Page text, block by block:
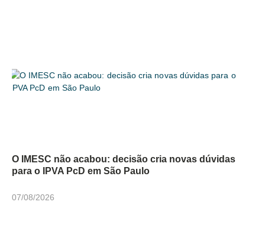
O IMESC não acabou: decisão cria novas dúvidas
para o IPVA PcD em São Paulo
07/08/2026